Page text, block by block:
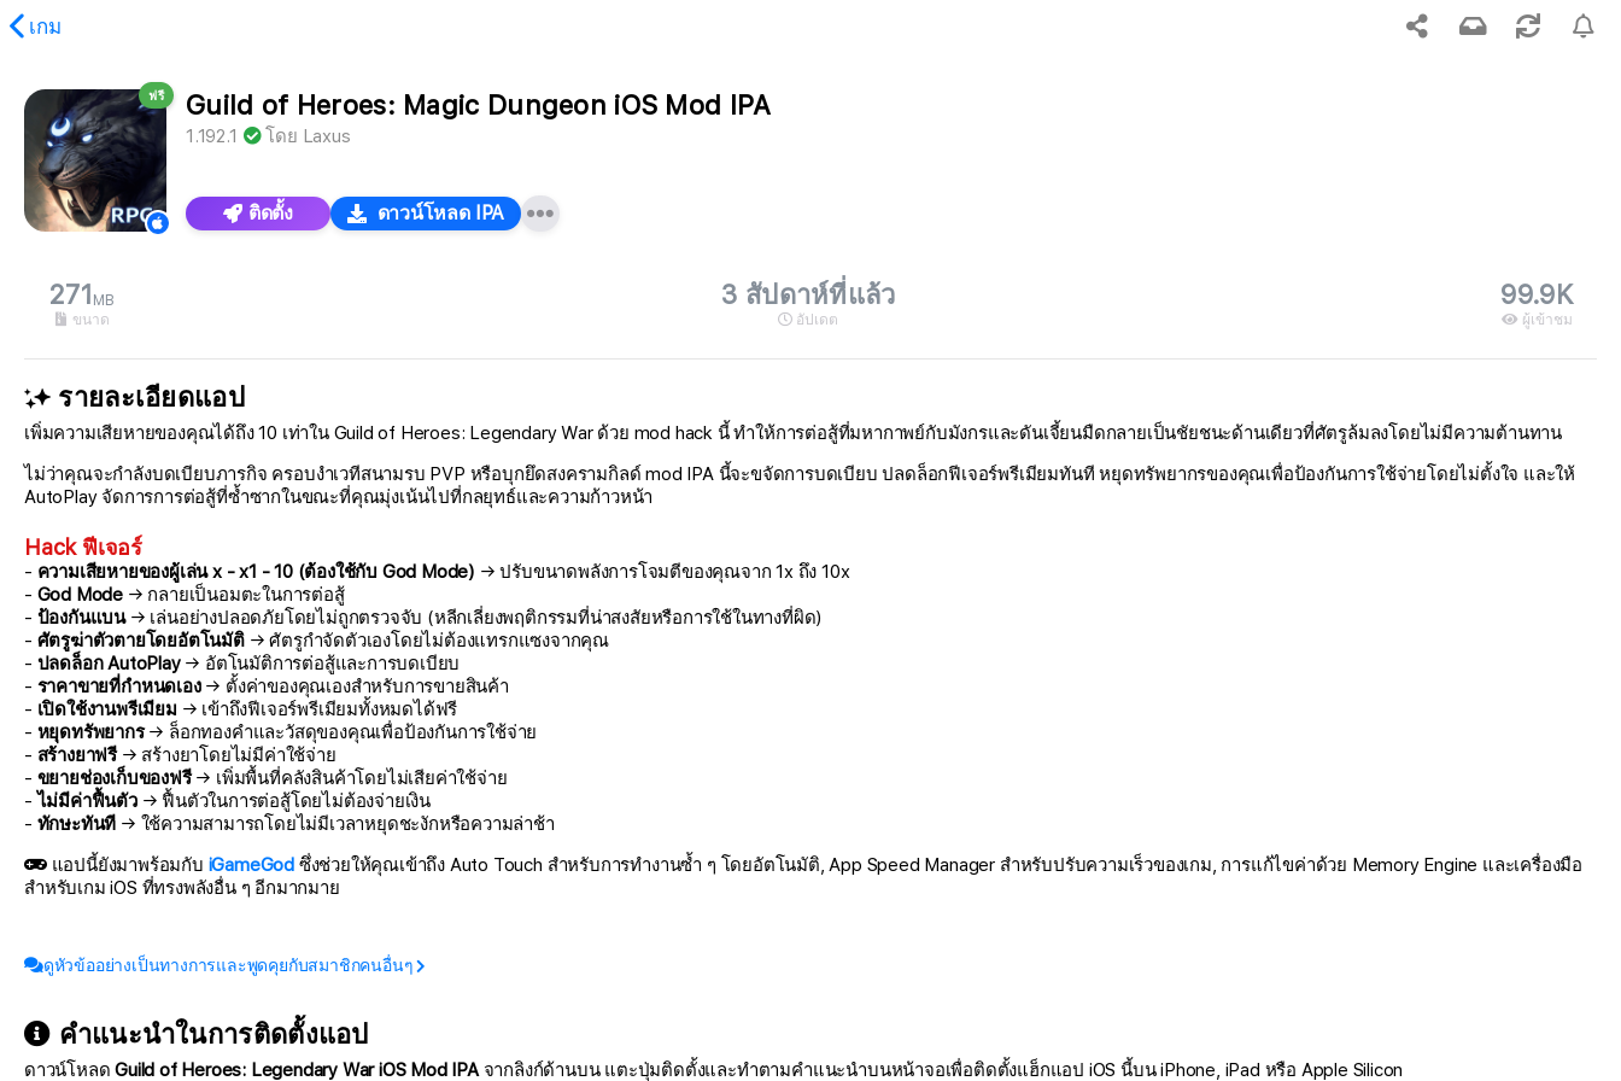
เกม
ฟรี Guild of Heroes: Magic Dungeon iOS Mod IPA
1.192.1 โดย Laxus
ติดตั้ง ดาวน์โหลด IPA
271 MB
ขนาด
3 สัปดาห์ที่แล้ว
อัปเดต
99.9K
ผู้เข้าชม
รายละเอียดแอป
เพิ่มความเสียหายของคุณได้ถึง 10 เท่าใน Guild of Heroes: Legendary War ด้วย mod hack นี้ ทำให้การต่อสู้ที่มหากาพย์กับมังกรและดันเจี้ยนมืดกลายเป็นชัยชนะด้านเดียวที่ศัตรูล้มลงโดยไม่มีความต้านทาน
ไม่ว่าคุณจะกำลังบดเบียบภารกิจ ครอบงำเวทีสนามรบ PVP หรือบุกยึดสงครามกิลด์ mod IPA นี้จะขจัดการบดเบียบ ปลดล็อกฟีเจอร์พรีเมียมทันที หยุดทรัพยากรของคุณเพื่อป้องกันการใช้จ่ายโดยไม่ตั้งใจ และให้
AutoPlay จัดการการต่อสู้ที่ซ้ำซากในขณะที่คุณมุ่งเน้นไปที่กลยุทธ์และความก้าวหน้า
Hack ฟีเจอร์
- ความเสียหายของผู้เล่น x - x1 - 10 (ต้องใช้กับ God Mode) → ปรับขนาดพลังการโจมตีของคุณจาก 1x ถึง 10x
- God Mode → กลายเป็นอมตะในการต่อสู้
- ป้องกันแบน→ เล่นอย่างปลอดภัยโดยไม่ถูกตรวจจับ (หลีกเลี่ยงพฤติกรรมที่น่าสงสัยหรือการใช้ในทางที่ผิด)
- ศัตรูฆ่าตัวตายโดยอัตโนมัติ→ ศัตรูกำจัดตัวเองโดยไม่ต้องแทรกแซงจากคุณ
- ปลดล็อก AutoPlay→ อัตโนมัติการต่อสู้และการบดเบียบ
- ราคาขายที่กำหนดเอง→ ตั้งค่าของคุณเองสำหรับการขายสินค้า
- เปิดใช้งานพรีเมียม → เข้าถึงฟีเจอร์พรีเมียมทั้งหมดได้ฟรี
- หยุดทรัพยากร→ ล็อกทองคำและวัสดุของคุณเพื่อป้องกันการใช้จ่าย
- สร้างยาฟรี→ สร้างยาโดยไม่มีค่าใช้จ่าย
- ขยายช่องเก็บของฟรี→ เพิ่มพื้นที่คลังสินค้าโดยไม่เสียค่าใช้จ่าย
-ไม่มีค่าฟื้นตัว→ ฟื้นตัวในการต่อสู้โดยไม่ต้องจ่ายเงิน
- ทักษะทันที → ใช้ความสามารถโดยไม่มีเวลาหยุดชะงักหรือความล่าช้า
แอปนี้ยังมาพร้อมกับ iGameGod ซึ่งช่วยให้คุณเข้าถึง Auto Touch สำหรับการทำงานซ้ำ ๆ โดยอัตโนมัติ, App Speed Manager สำหรับปรับความเร็วของเกม, การแก้ไขค่าด้วย Memory Engine และเครื่องมือ
สำหรับเกม iOS ที่ทรงพลังอื่น ๆ อีกมากมาย
ดูหัวข้ออย่างเป็นทางการและพูดคุยกับสมาชิกคนอื่นๆ
คำแนะนำในการติดตั้งแอป
ดาวน์โหลดGuild of Heroes: Legendary War iOS Mod IPAจากลิงก์ด้านบน แตะปุ่มติดตั้งและทำตามคำแนะนำบนหน้าจอเพื่อติดตั้งแฮ็กแอป iOS นี้บน iPhone, iPad หรือ Apple Silicon